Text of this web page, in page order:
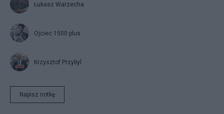
Łukasz Warzecha
Ojciec 1500 plus
Krzysztof Przybyl
Napisz notkę